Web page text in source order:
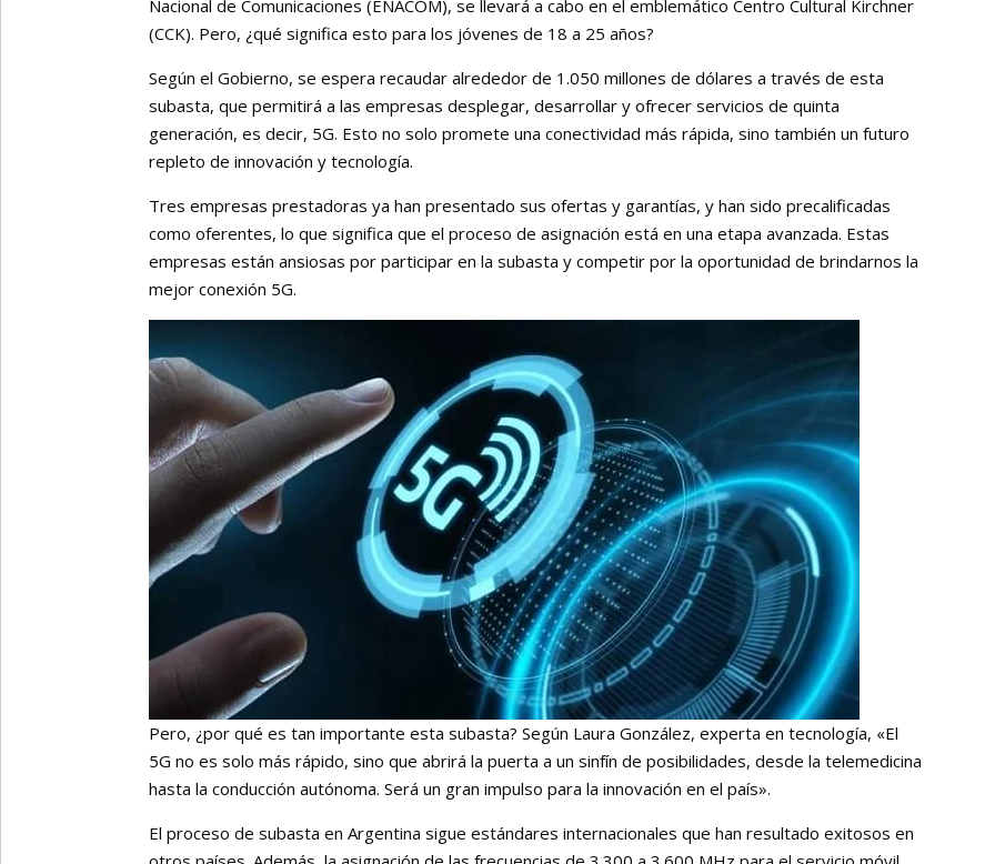
Nacional de Comunicaciones (ENACOM), se llevará a cabo en el emblemático Centro Cultural Kirchner
(CCK). Pero, ¿qué significa esto para los jóvenes de 18 a 25 años?
Según el Gobierno, se espera recaudar alrededor de 1.050 millones de dólares a través de esta
subasta, que permitirá a las empresas desplegar, desarrollar y ofrecer servicios de quinta
generación, es decir, 5G. Esto no solo promete una conectividad más rápida, sino también un futuro
repleto de innovación y tecnología.
Tres empresas prestadoras ya han presentado sus ofertas y garantías, y han sido precalificadas
como oferentes, lo que significa que el proceso de asignación está en una etapa avanzada. Estas
empresas están ansiosas por participar en la subasta y competir por la oportunidad de brindarnos la
mejor conexión 5G.
Pero, ¿por qué es tan importante esta subasta? Según Laura González, experta en tecnología, «El
5G no es solo más rápido, sino que abrirá la puerta a un sinfín de posibilidades, desde la telemedicina
hasta la conducción autónoma. Será un gran impulso para la innovación en el país».
El proceso de subasta en Argentina sigue estándares internacionales que han resultado exitosos en